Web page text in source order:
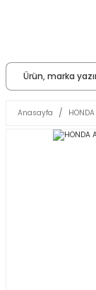
Anasayfa HONDA